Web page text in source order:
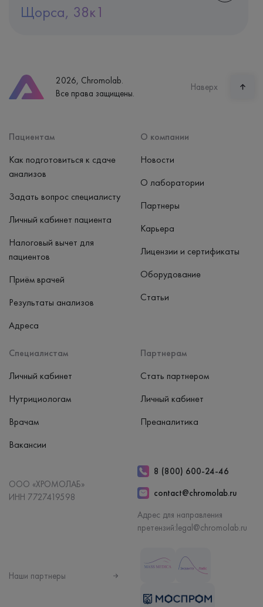
Щорса, 38к1
Часы работы
пн-вс: 7:30-15:00
2026, Chromolab.
Все права защищены.
Наверх
Пациентам
Как подготовиться к сдаче
анализов
Задать вопрос специалисту
Личный кабинет пациента
Налоговый вычет для
пациентов
Приём врачей
Результаты анализов
Адреса
Специалистам
Личный кабинет
Нутрициологам
Врачам
Вакансии
Партнерам
Стать партнером
Личный кабинет
Преаналитика
О компании
Новости
О лаборатории
Партнеры
Карьера
Лицензии и сертификаты
Оборудование
Статьи
ООО «ХРОМОЛАБ»
ИНН 7727419598
8 (800) 600-24-46
contact@chromolab.ru
Адрес для направления
претензий:legal@chromolab.ru
Наши партнеры